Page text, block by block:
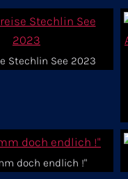
Stechlin See 2023
doch endlich !"